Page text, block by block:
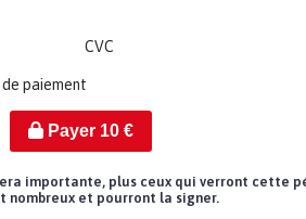
CVC
paiement
Payer 10€
importante, plus ceux qui verront cette
nombreux et pourront la signer.